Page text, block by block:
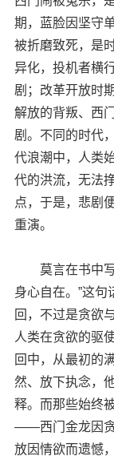
期，蓝脸因坚守
被折磨致死，是
异化，投机者横
剧；改革开放时
解放的背叛、西
剧。不同的时代
代浪潮中，人类
代的洪流，无法
点，于是，悲剧
重演。
莫言在书中写
身心自在。”这
回，不过是贪欲
人类在贪欲的驱
回中，从最初的
然、放下执念，
释。而那些始终
——西门金龙因贪
放因情欲而遗憾